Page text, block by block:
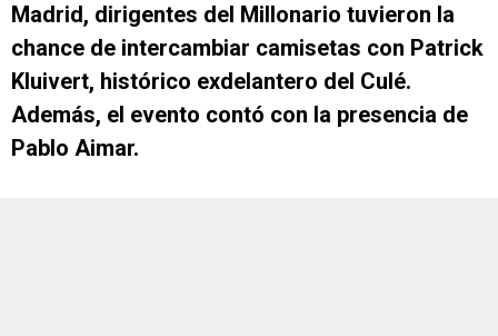
Madrid, dirigentes del Millonario tuvieron la
chance de intercambiar camisetas con Patrick
Kluivert, histórico exdelantero del Culé.
Además, el evento contó con la presencia de
Pablo Aimar.